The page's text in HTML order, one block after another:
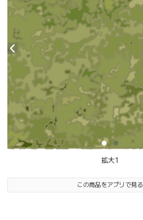
拡大1
この商品をアプリで見る